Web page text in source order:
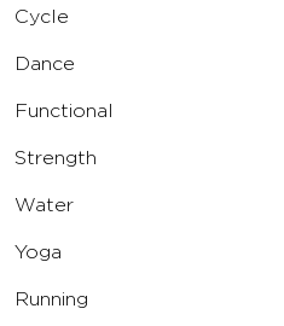
Cycle
Dance
Functional
Strength
Water
Yoga
Running